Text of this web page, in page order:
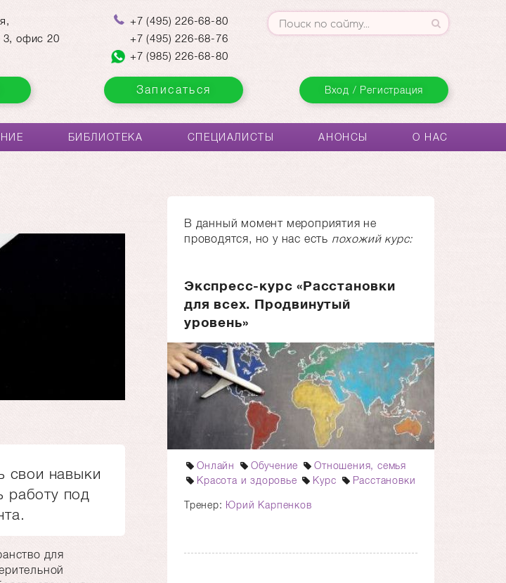
3, офис 20
+7(495) 226-68-80
+7(495) 226-68-76
+7(985) 226-68-80
Записаться Вход / Регистрация
БИБЛИОТЕКА СПЕЦИАЛИСТЫ АНОНСЫ О НАС
свои навыки
работу под
для
В данный момент мероприятия не
проводятся, но у нас есть похожий курс:
Экспресс-курс «Расстановки
для всех. Продвинутый
уровень»
Онлайн Обучение
Отношения, семья
Красота и здоровье
Курс Расстановки
Тренер: Юрий Карпенков